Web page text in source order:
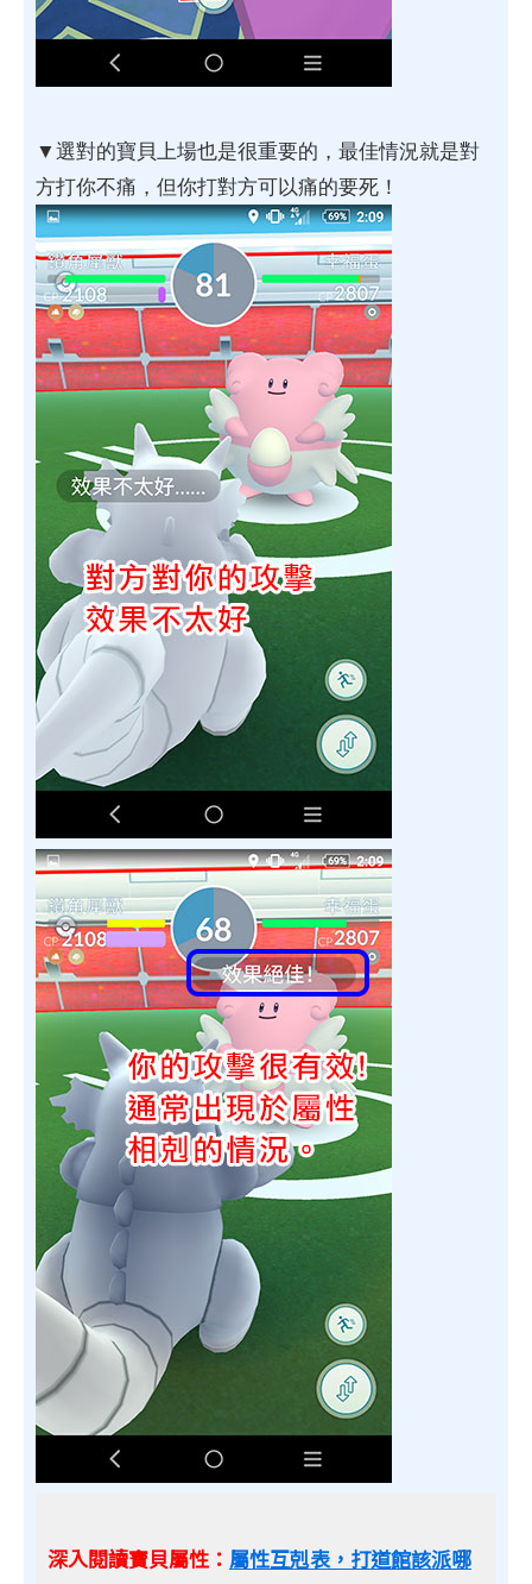
▼選對的寶貝上場也是很重要的，最佳情況就是對
方打你不痛，但你打對方可以痛的要死！
深入閱讀寶貝屬性： 屬性互剋表，打道館該派哪